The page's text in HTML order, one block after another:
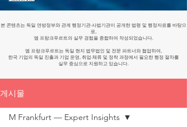
본 콘텐츠는 독일 연방정부와 관계 행정기관·사법기관이 공개한 법령 및 행정자료를 바탕으
로,
엠 프랑크푸르트의 실무 경험을 종합하여 작성되었습니다.
엠 프랑크푸르트는 독일 현지 법무법인 및 전문 파트너와 협업하여,
한국 기업의 독일 진출과 기업 운영, 취업·체류 및 정착 과정에서 필요한 행정 절차를
실무 중심으로 지원하고 있습니다.
게시물
M Frankfurt — Expert Insights